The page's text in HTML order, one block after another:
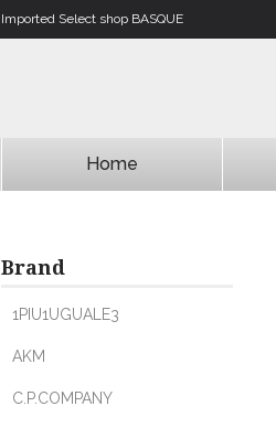
Imported Select shop BASQUE
Home
Brand
1PIU1UGUALE3
AKM
C.P.COMPANY